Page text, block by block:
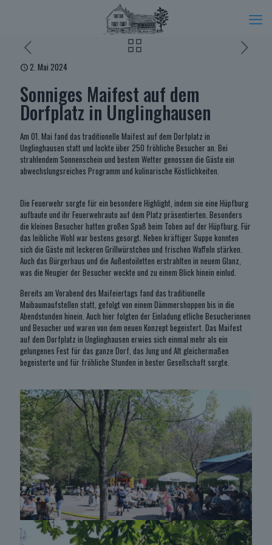
2. Mai 2024
Sonniges Maifest auf dem
Dorfplatz in Unglinghausen
Am 01. Mai fand das traditionelle Maifest auf dem Dorfplatz in
Unglinghausen statt und lockte über 250 fröhliche Besucher an. Bei
strahlendem Sonnenschein und bestem Wetter genossen die Gäste ein
abwechslungsreiches Programm und kulinarische Köstlichkeiten.
Die Feuerwehr sorgte für ein besondere Highlight, indem sie eine Hüpfburg
aufbaute und ihr Feuerwehrauto auf dem Platz präsentierten. Besonders
die kleinen Besucher hatten großen Spaß beim Toben auf der Hüpfburg. Für
das leibliche Wohl war bestens gesorgt. Neben kräftiger Suppe konnten
sich die Gäste mit leckeren Grillwürstchen und frischen Waffeln stärken.
Auch das Bürgerhaus und die Außentoiletten erstrahlten in neuem Glanz,
was die Neugier der Besucher weckte und zu einem Blick hinein einlud.
Bereits am Vorabend des Maifeiertags fand das traditionelle
Maibaumaufstellen statt, gefolgt von einem Dämmershoppen bis in die
Abendstunden hinein. Auch hier folgten der Einladung etliche Besucherinnen
und Besucher und waren von dem neuen Konzept begeistert. Das Maifest
auf dem Dorfplatz in Unglinghausen erwies sich einmal mehr als ein
gelungenes Fest für das ganze Dorf, das Jung und Alt gleichermaßen
begeisterte und für fröhliche Stunden in bester Gesellschaft sorgte.